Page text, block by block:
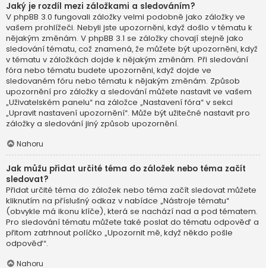
Jaký je rozdíl mezi záložkami a sledováním?
V phpBB 3.0 fungovali záložky velmi podobně jako záložky ve
vašem prohlížeči. Nebyli jste upozorněni, když došlo v tématu k
nějakým změnám. V phpBB 3.1 se záložky chovají stejně jako
sledování tématu, což znamená, že můžete být upozorněni, když
v tématu v záložkách dojde k nějakým změnám. Při sledování
fóra nebo tématu budete upozorněni, když dojde ve
sledovaném fóru nebo tématu k nějakým změnám. Způsob
upozornění pro záložky a sledování můžete nastavit ve vašem
„Uživatelském panelu“ na záložce „Nastavení fóra“ v sekci
„Upravit nastavení upozornění“. Může být užitečné nastavit pro
záložky a sledování jiný způsob upozornění.
Nahoru
Jak můžu přidat určité téma do záložek nebo téma začít
sledovat?
Přidat určité téma do záložek nebo téma začít sledovat můžete
kliknutím na příslušný odkaz v nabídce „Nástroje tématu“
(obvykle má ikonu klíče), která se nachází nad a pod tématem.
Pro sledování tématu můžete také poslat do tématu odpověď a
přitom zatrhnout políčko „Upozornit mě, když někdo pošle
odpověď“.
Nahoru